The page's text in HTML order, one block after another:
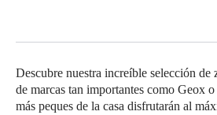
Descubre nuestra increíble selección de
de marcas tan importantes como Geox
más peques de la casa disfrutarán al